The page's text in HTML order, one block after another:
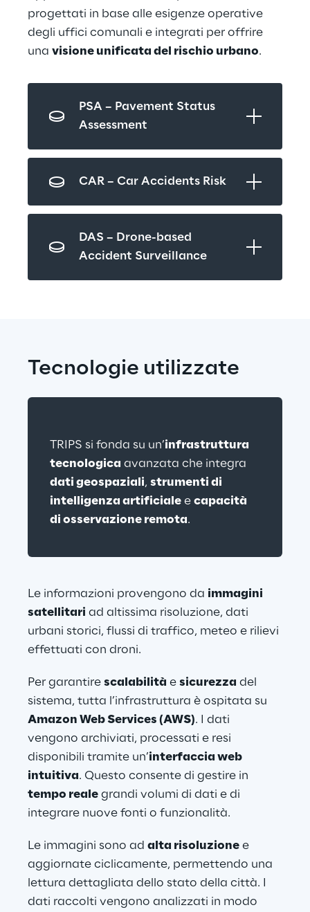
progettati in base alle esigenze operative
degli uffici comunali e integrati per offrire
una visione unificata del rischio urbano.
PSA – Pavement Status
Assessment
CAR – Car Accidents Risk
DAS – Drone-based
Accident Surveillance
Tecnologie utilizzate
TRIPS si fonda su un’infrastruttura
tecnologica avanzata che integra
dati geospaziali, strumenti di
intelligenza artificiale e capacità
di osservazione remota.
Le informazioni provengono da immagini
satellitari ad altissima risoluzione, dati
urbani storici, flussi di traffico, meteo e rilievi
effettuati con droni.
Per garantire scalabilità e sicurezza del
sistema, tutta l’infrastruttura è ospitata su
Amazon Web Services (AWS). I dati
vengono archiviati, processati e resi
disponibili tramite un’interfaccia web
intuitiva. Questo consente di gestire in
tempo reale grandi volumi di dati e di
integrare nuove fonti o funzionalità.
Le immagini sono ad alta risoluzione e
aggiornate ciclicamente, permettendo una
lettura dettagliata dello stato della città. I
dati raccolti vengono analizzati in modo